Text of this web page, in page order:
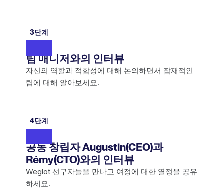
3단계
팀 매니저와의 인터뷰
자신의 역할과 적합성에 대해 논의하면서 잠재적인
팀에 대해 알아보세요.
4단계
공동 창립자 Augustin(CEO)과
Rémy(CTO)와의 인터뷰
Weglot 선구자들을 만나고 여정에 대한 열정을 공유
하세요.